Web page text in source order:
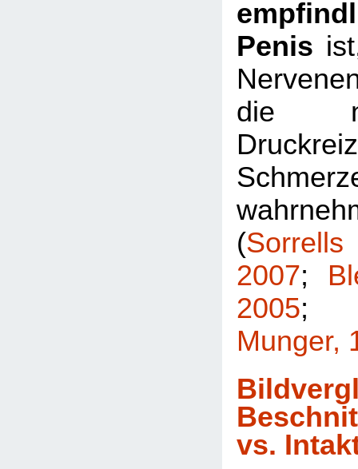
Penis
die
(
2007;
2005
Munger,
vs.